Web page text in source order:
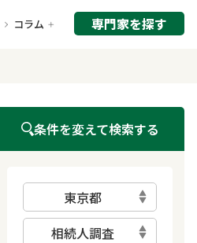
コラム 専門家を探す
条件を変えて検索する
東京都
相続人調査